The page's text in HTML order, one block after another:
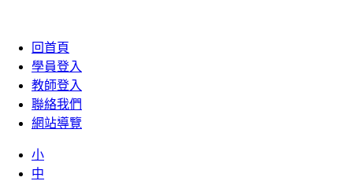
回首頁
學員登入
教師登入
聯絡我們
網站導覽
小
中